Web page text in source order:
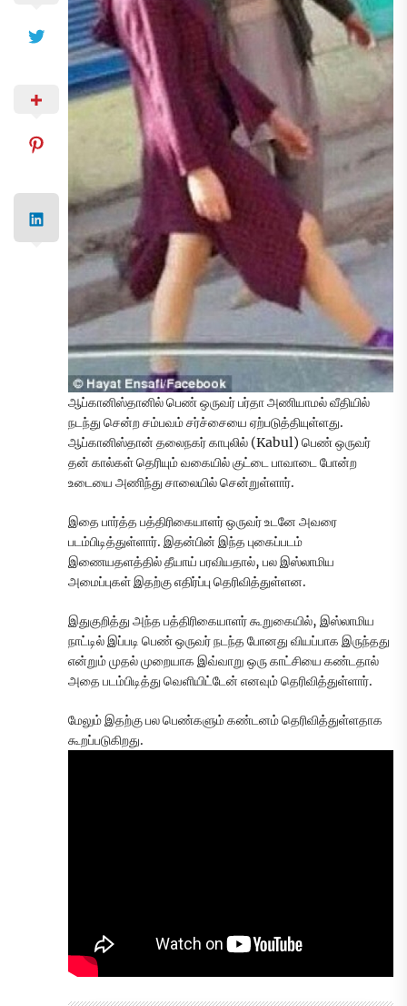
ஆப்கானிஸ்தானில் பெண் ஒருவர் பர்தா அணியாமல் வீதியில்
நடந்து சென்ற சம்பவம் சர்ச்சையை ஏற்படுத்தியுள்ளது.
ஆப்கானிஸ்தான் தலைநகர் காபுலில் (Kabul) பெண் ஒருவர்
தன் கால்கள் தெரியும் வகையில் குட்டை பாவாடை போன்ற
உடையை அணிந்து சாலையில் சென்றுள்ளார்.
இதை பார்த்த பத்திரிகையாளர் ஒருவர் உடனே அவரை
படம்பிடித்துள்ளார். இதன்பின் இந்த புகைப்படம்
இணையதளத்தில் தீயாய் பரவியதால், பல இஸ்லாமிய
அமைப்புகள் இதற்கு எதிர்ப்பு தெரிவித்துள்ளன.
இதுகுறித்து அந்த பத்திரிகையாளர் கூறுகையில், இஸ்லாமிய
நாட்டில் இப்படி பெண் ஒருவர் நடந்த போனது வியப்பாக இருந்தது
என்றும் முதல் முறையாக இவ்வாறு ஒரு காட்சியை கண்டதால்
அதை படம்பிடித்து வெளியிட்டேன் எனவும் தெரிவித்துள்ளார்.
மேலும் இதற்கு பல பெண்களும் கண்டனம் தெரிவித்துள்ளதாக
கூறப்படுகிறது.